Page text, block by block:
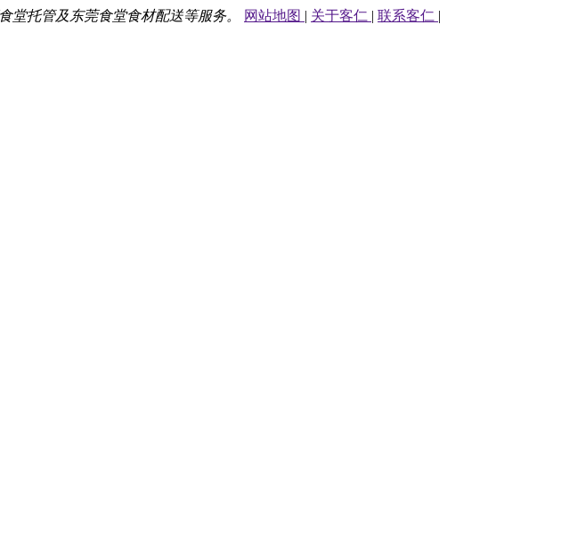
托管及东莞食堂食材配送等服务。 网站地图 | 关于客仁 | 联系客仁 |